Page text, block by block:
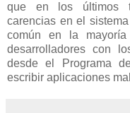
que en los últimos
carencias en el
común en la
desarrolladores con
desde el Programa
escribir aplicaciones